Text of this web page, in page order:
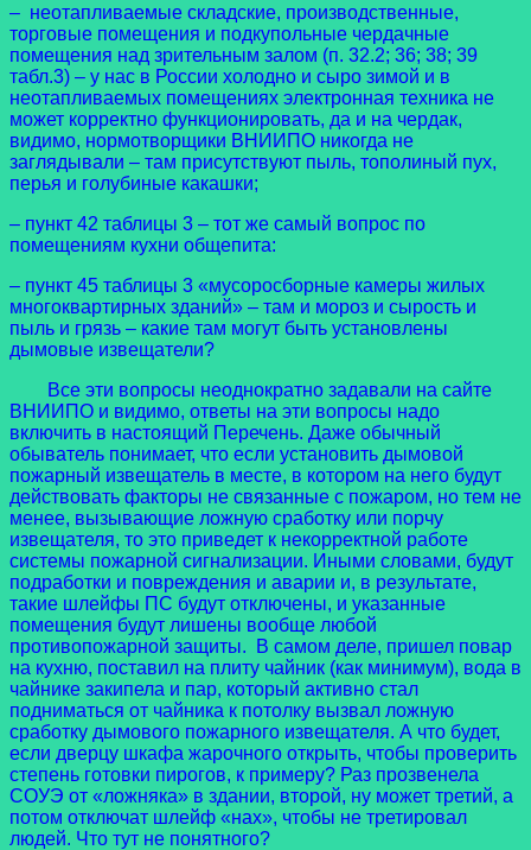
– неотапливаемые складские, производственные,
торговые помещения и подкупольные чердачные
помещения над зрительным залом (п. 32.2; 36; 38; 39
табл.3) – у нас в России холодно и сыро зимой и в
неотапливаемых помещениях электронная техника не
может корректно функционировать, да и на чердак,
видимо, нормотворщики ВНИИПО никогда не
заглядывали – там присутствуют пыль, тополиный пух,
перья и голубиные какашки;
– пункт 42 таблицы 3 – тот же самый вопрос по
помещениям кухни общепита:
– пункт 45 таблицы 3 «мусоросборные камеры жилых
многоквартирных зданий» – там и мороз и сырость и
пыль и грязь – какие там могут быть установлены
дымовые извещатели?
Все эти вопросы неоднократно задавали на сайте
ВНИИПО и видимо, ответы на эти вопросы надо
включить в настоящий Перечень. Даже обычный
обыватель понимает, что если установить дымовой
пожарный извещатель в месте, в котором на него будут
действовать факторы не связанные с пожаром, но тем не
менее, вызывающие ложную сработку или порчу
извещателя, то это приведет к некорректной работе
системы пожарной сигнализации. Иными словами, будут
подработки и повреждения и аварии и, в результате,
такие шлейфы ПС будут отключены, и указанные
помещения будут лишены вообще любой
противопожарной защиты. В самом деле, пришел повар
на кухню, поставил на плиту чайник (как минимум), вода в
чайнике закипела и пар, который активно стал
подниматься от чайника к потолку вызвал ложную
сработку дымового пожарного извещателя. А что будет,
если дверцу шкафа жарочного открыть, чтобы проверить
степень готовки пирогов, к примеру? Раз прозвенела
СОУЭ от «ложняка» в здании, второй, ну может третий, а
потом отключат шлейф «нах», чтобы не третировал
людей. Что тут не понятного?